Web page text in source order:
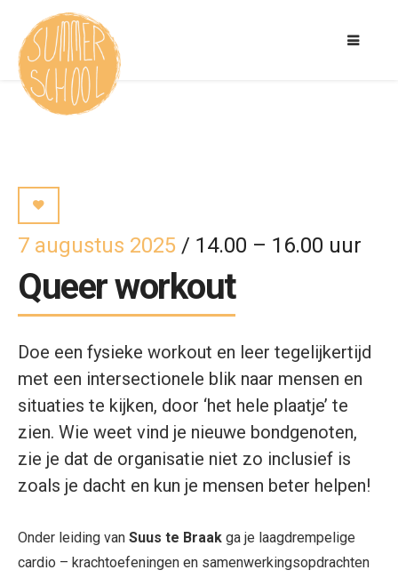
7 augustus 2025 / 14.00 – 16.00 uur
Queer workout
Doe een fysieke workout en leer tegelijkertijd
met een intersectionele blik naar mensen en
situaties te kijken, door ‘het hele plaatje’ te
zien. Wie weet vind je nieuwe bondgenoten,
zie je dat de organisatie niet zo inclusief is
zoals je dacht en kun je mensen beter helpen!
Onder leiding van Suus te Braak ga je laagdrempelige
cardio – krachtoefeningen en samenwerkingsopdrachten